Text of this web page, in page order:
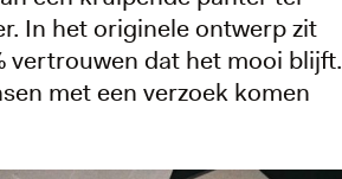
In het originele ontwerp zit
vertrouwen dat het mooi blijft.
met een verzoek komen